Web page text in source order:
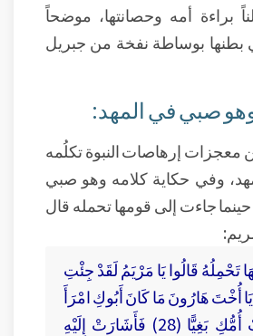
براءة أمه وحصانتها، موضحاً
بطنها بوساطة نفخة من جبريل
معجزات إرهاصات النبوة تكلُمه
وفي حكاية كلامه وهو صبي
جاءت إلى قومها تحمله قال
تَحْمِلُهُ قَالُوا يَا مَرْيَمُ لَقَدْ جِئْتِ
فَرِيًّا (27) يَا أُخْتَ هَارُونَ مَا كَانَ أَبُوكِ امْرَأَ
سَوْءٍ وَمَا كَانَتْ أُمُّكِ بَغِيًّا (28) فَأَشَارَتْ إِلَيْهِ